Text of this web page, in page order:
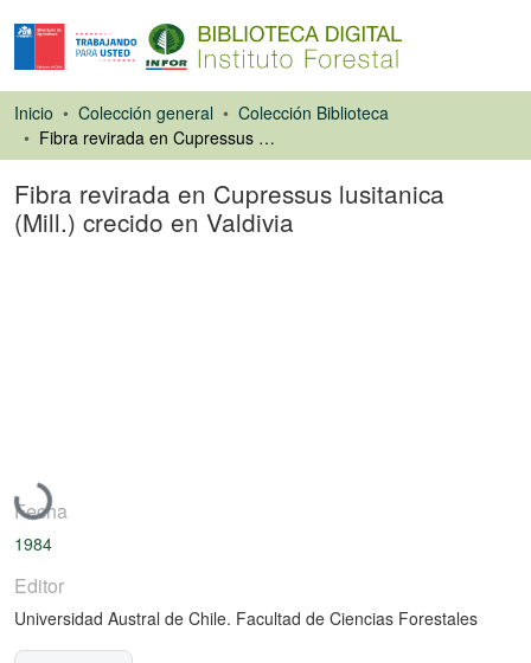
Inicio Colección general
Colección Biblioteca
Fibra revirada en Cupressus lusitanica (Mill.) crecido en Valdivia
Fibra revirada en Cupressus lusitanica
(Mill.) crecido en Valdivia
Cargando...
Fecha
1984
Editor
Universidad Austral de Chile. Facultad de Ciencias Forestales